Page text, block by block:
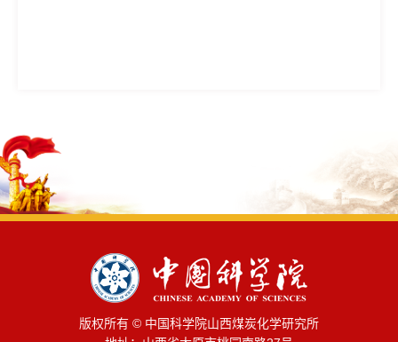
版权所有 © 中国科学院山西煤炭化学研究所